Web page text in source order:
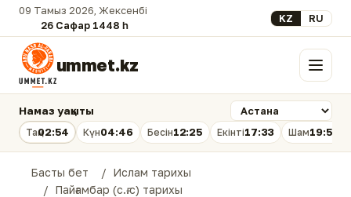
09 Тамыз 2026, Жексенбі
26 Сафар 1448 һ.
Select your
KZ RU
ummet.kz Мәзір
Намаз уақыты
Таң02:54 Күн04:46 Бесін12:25 Екінті17:33 Шам19:53
Басты бет
Ислам тарихы
Пайғамбар (с.ғ.с) тарихы